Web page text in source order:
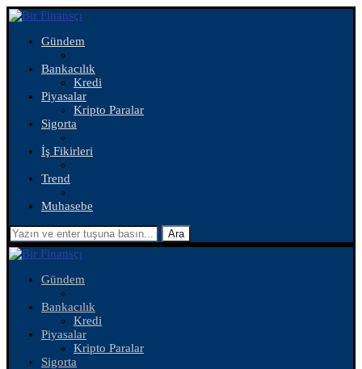
Gündem
Bankacılık
Kredi
Piyasalar
Kripto Paralar
Sigorta
İş Fikirleri
Trend
Muhasebe
Ara
Gündem
Bankacılık
Kredi
Piyasalar
Kripto Paralar
Sigorta